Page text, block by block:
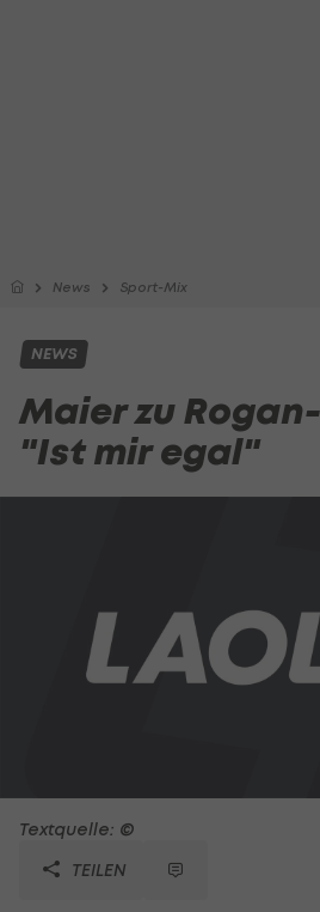
News Sport-Mix
NEWS
Maier zu
"Ist mir egal"
Textquelle: ©
TEILEN